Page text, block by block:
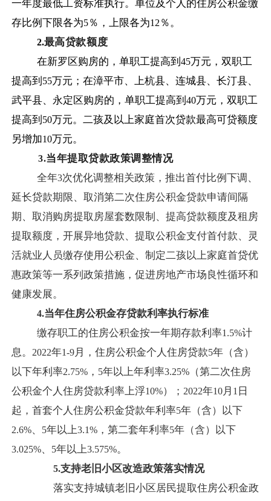
一年度最低工资标准执行。单位及个人的住房公积金缴
存比例下限各为5％，上限各为12 ％。
2.最高贷款额度
在新罗区购房的，单职工提高到 45万元，双职工
提高到 55万元；在漳平市、上杭县、连城县、长汀县、
武平县、永定区购房的，单职工提高到 40万元，双职工
提高到 50万元。二孩及以上家庭首次贷款最高可贷额度
另增加10万元。
3.当年提取贷款政策调整情况
全年3次优化调整相关政策，推出首付比例下调、
延长贷款期限、取消第二次住房公积金贷款申请间隔
期、取消购房提取房屋套数限制、提高贷款额度及租房
提取额度，开展异地贷款、提取公积金支付首付款、灵
活就业人员缴存使用公积金、制定二孩以上家庭首贷优
惠政策等一系列政策措施，促进房地产市场良性循环和
健康发展。
4.当年住房公积金存贷款利率执行标准
缴存职工的住房公积金按一年期存款利率1.5%计
息。
2022年1-9月，住房公积金个人住房贷款5年（含）
以下年利率2.75% ， 5年以上年利率3.25% （第二次住房
公积金个人住房贷款利率上浮10%）； 2022年10月 1 日
起，首套个人住房公积金贷款年利率5年（含）以下
2.6%、 5年以上3.1% ，第二套年利率5年（含）以下
3.025%、 5年以上3.575%。
5.支持老旧小区改造政策落实情况
落实支持城镇老旧小区居民提取住房公积金政